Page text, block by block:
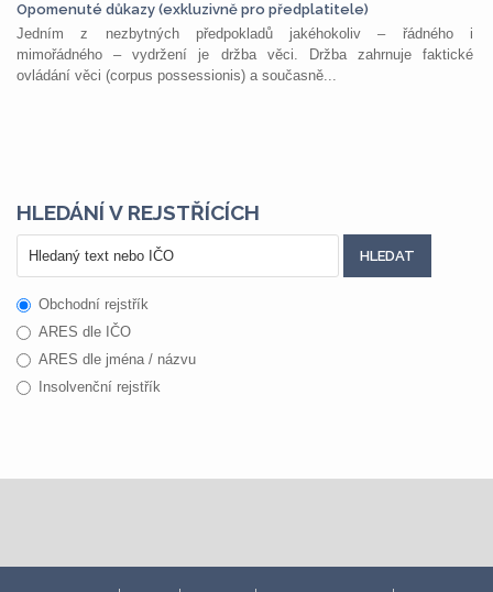
Opomenuté důkazy (exkluzivně pro předplatitele)
Jedním z nezbytných předpokladů jakéhokoliv – řádného i
mimořádného – vydržení je držba věci. Držba zahrnuje faktické
ovládání věci (corpus possessionis) a současně...
HLEDÁNÍ V REJSTŘÍCÍCH
Obchodní rejstřík
ARES dle IČO
ARES dle jména / názvu
Insolvenční rejstřík